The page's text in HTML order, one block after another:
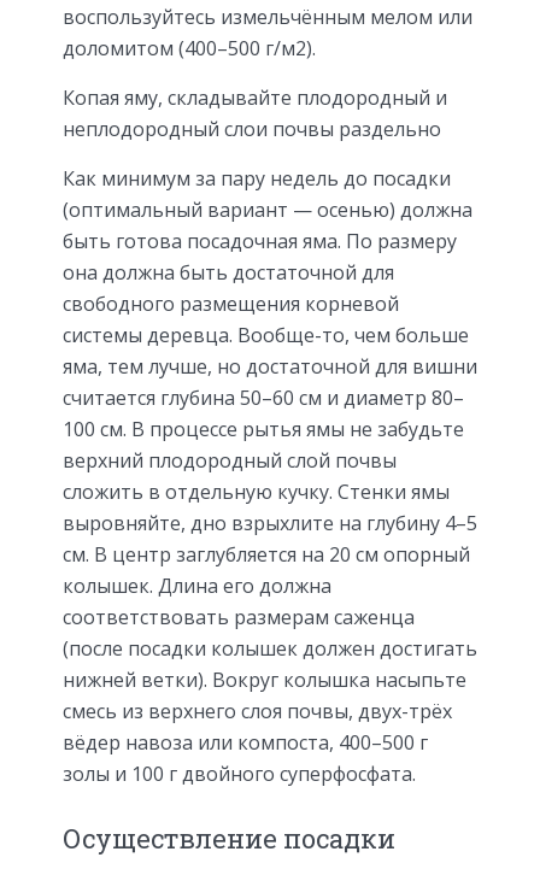
воспользуйтесь измельчённым мелом или
доломитом (400–500 г/м2).
Копая яму, складывайте плодородный и
неплодородный слои почвы раздельно
Как минимум за пару недель до посадки
(оптимальный вариант — осенью) должна
быть готова посадочная яма. По размеру
она должна быть достаточной для
свободного размещения корневой
системы деревца. Вообще-то, чем больше
яма, тем лучше, но достаточной для вишни
считается глубина 50–60 см и диаметр 80–
100 см. В процессе рытья ямы не забудьте
верхний плодородный слой почвы
сложить в отдельную кучку. Стенки ямы
выровняйте, дно взрыхлите на глубину 4–5
см. В центр заглубляется на 20 см опорный
колышек. Длина его должна
соответствовать размерам саженца
(после посадки колышек должен достигать
нижней ветки). Вокруг колышка насыпьте
смесь из верхнего слоя почвы, двух-трёх
вёдер навоза или компоста, 400–500 г
золы и 100 г двойного суперфосфата.
Осуществление посадки